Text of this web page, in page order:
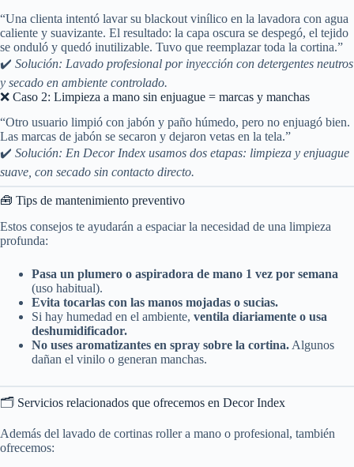
“Una clienta intentó lavar su blackout vinílico en la lavadora con agua
caliente y suavizante. El resultado: la capa oscura se despegó, el tejido
se onduló y quedó inutilizable. Tuvo que reemplazar toda la cortina.”
✔️ Solución: Lavado profesional por inyección con detergentes neutros
y secado en ambiente controlado.
❌ Caso 2: Limpieza a mano sin enjuague = marcas y manchas
“Otro usuario limpió con jabón y paño húmedo, pero no enjuagó bien.
Las marcas de jabón se secaron y dejaron vetas en la tela.”
✔️ Solución: En Decor Index usamos dos etapas: limpieza y enjuague
suave, con secado sin contacto directo.
🧰 Tips de mantenimiento preventivo
Estos consejos te ayudarán a espaciar la necesidad de una limpieza
profunda:
Pasa un plumero o aspiradora de mano 1 vez por semana
(uso habitual).
Evita tocarlas con las manos mojadas o sucias.
Si hay humedad en el ambiente, ventila diariamente o usa
deshumidificador.
No uses aromatizantes en spray sobre la cortina. Algunos
dañan el vinilo o generan manchas.
🗂️ Servicios relacionados que ofrecemos en Decor Index
Además del lavado de cortinas roller a mano o profesional, también
ofrecemos: